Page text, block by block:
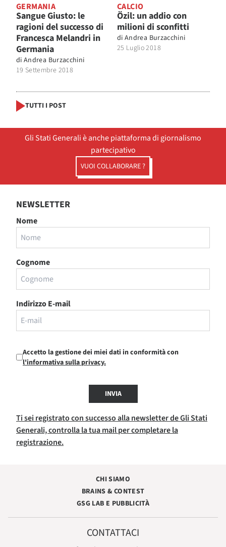
GERMANIA
Sangue Giusto: le
ragioni del successo di
Francesca Melandri in
Germania
di Andrea Burzacchini
19 Settembre 2018
CALCIO
Özil: un addio con
milioni di sconfitti
di Andrea Burzacchini
25 Luglio 2018
TUTTI I POST
Gli Stati Generali è anche piattaforma di giornalismo
partecipativo
VUOI COLLABORARE ?
NEWSLETTER
Nome
Cognome
Indirizzo E-mail
Accetto la gestione dei miei dati in conformità con
l'informativa sulla privacy.
INVIA
Ti sei registrato con successo alla newsletter de Gli Stati
Generali, controlla la tua mail per completare la
registrazione.
CHI SIAMO
BRAINS & CONTEST
GSG LAB E PUBBLICITÀ
CONTATTACI